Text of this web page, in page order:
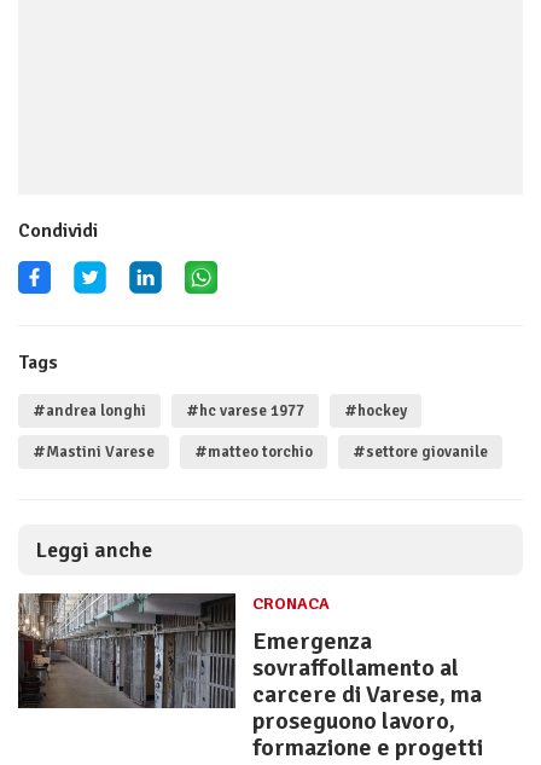
Condividi
Tags
#andrea longhi #hc varese 1977 #hockey
#Mastini Varese #matteo torchio #settore giovanile
Leggi anche
CRONACA
Emergenza
sovraffollamento al
carcere di Varese, ma
proseguono lavoro,
formazione e progetti